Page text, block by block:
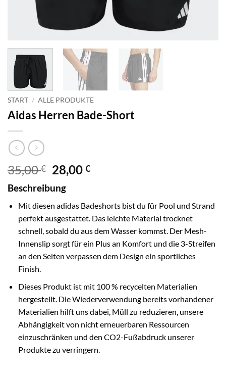
START / ALLE PRODUKTE
Aidas Herren Bade-Short
35,00€ Ursprünglicher
Preis
war:
35,00 €
28,00€Aktueller
28,00 €.
Beschreibung
Mit diesen adidas Badeshorts bist du für Pool und Strand
perfekt ausgestattet. Das leichte Material trocknet
schnell, sobald du aus dem Wasser kommst. Der Mesh-
Innenslip sorgt für ein Plus an Komfort und die 3-Streifen
an den Seiten verpassen dem Design ein sportliches
Finish.
Dieses Produkt ist mit 100 % recycelten Materialien
hergestellt. Die Wiederverwendung bereits vorhandener
Materialien hilft uns dabei, Müll zu reduzieren, unsere
Abhängigkeit von nicht erneuerbaren Ressourcen
einzuschränken und den CO2-Fußabdruck unserer
Produkte zu verringern.